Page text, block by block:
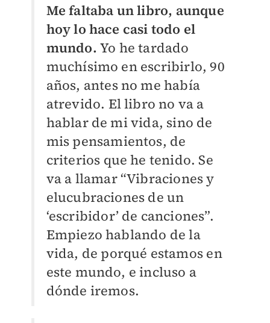
Me faltaba un libro, aunque
hoy lo hace casi todo el
mundo. Yo he tardado
muchísimo en escribirlo, 90
años, antes no me había
atrevido. El libro no va a
hablar de mi vida, sino de
mis pensamientos, de
criterios que he tenido. Se
va a llamar “Vibraciones y
elucubraciones de un
‘escribidor’ de canciones”.
Empiezo hablando de la
vida, de porqué estamos en
este mundo, e incluso a
dónde iremos.